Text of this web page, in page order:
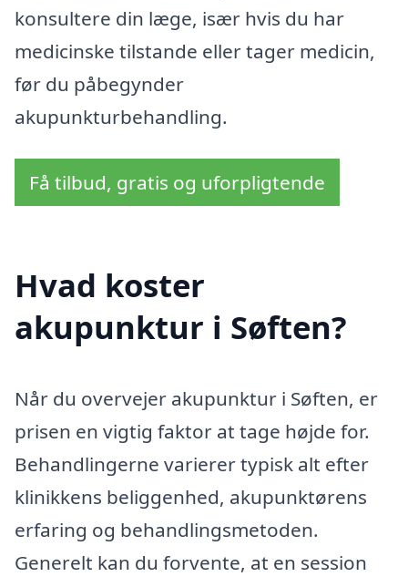
konsultere din læge, især hvis du har
medicinske tilstande eller tager medicin,
før du påbegynder
akupunkturbehandling.
Få tilbud, gratis og uforpligtende
Hvad koster
akupunktur i Søften?
Når du overvejer akupunktur i Søften, er
prisen en vigtig faktor at tage højde for.
Behandlingerne varierer typisk alt efter
klinikkens beliggenhed, akupunktørens
erfaring og behandlingsmetoden.
Generelt kan du forvente, at en session